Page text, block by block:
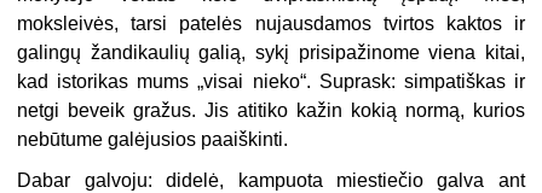
moksleivės, tarsi patelės nujausdamos tvirtos kaktos ir
galingų žandikaulių galią, sykį prisipažinome viena kitai,
kad istorikas mums „visai nieko“. Suprask: simpatiškas ir
netgi beveik gražus. Jis atitiko kažin kokią normą, kurios
nebūtume galėjusios paaiškinti.
Dabar galvoju: didelė, kampuota miestiečio galva ant